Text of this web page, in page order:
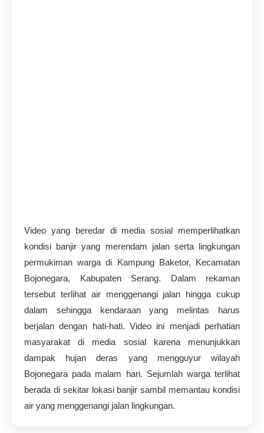
Video yang beredar di media sosial memperlihatkan
kondisi banjir yang merendam jalan serta lingkungan
permukiman warga di Kampung Baketor, Kecamatan
Bojonegara, Kabupaten Serang. Dalam rekaman
tersebut terlihat air menggenangi jalan hingga cukup
dalam sehingga kendaraan yang melintas harus
berjalan dengan hati-hati. Video ini menjadi perhatian
masyarakat di media sosial karena menunjukkan
dampak hujan deras yang mengguyur wilayah
Bojonegara pada malam hari. Sejumlah warga terlihat
berada di sekitar lokasi banjir sambil memantau kondisi
air yang menggenangi jalan lingkungan.